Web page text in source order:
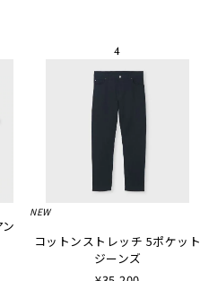
NEW
コットンストレッチ 5ポケット
ジーンズ